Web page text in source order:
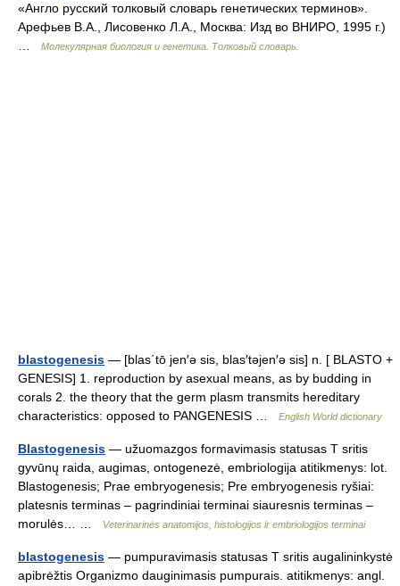
«Англо русский толковый словарь генетических терминов».
Арефьев В.А., Лисовенко Л.А., Москва: Изд во ВНИРО, 1995 г.)
Молекулярная биология и генетика. Толковый словарь.
blastogenesis — [blas΄tō jen′ə sis, blas′təjen′ə sis] n. [ BLASTO +
GENESIS] 1. reproduction by asexual means, as by budding in
corals 2. the theory that the germ plasm transmits hereditary
characteristics: opposed to PANGENESIS …
English World dictionary
Blastogenesis — užuomazgos formavimasis statusas T sritis
gyvūnų raida, augimas, ontogenezė, embriologija atitikmenys: lot.
Blastogenesis; Prae embryogenesis; Pre embryogenesis ryšiai:
platesnis terminas – pagrindiniai terminai siauresnis terminas –
morulės… …
Veterinarinės anatomijos, histologijos ir embriologijos terminai
blastogenesis — pumpuravimasis statusas T sritis augalininkystė
apibrėžtis Organizmo dauginimasis pumpurais. atitikmenys: angl.